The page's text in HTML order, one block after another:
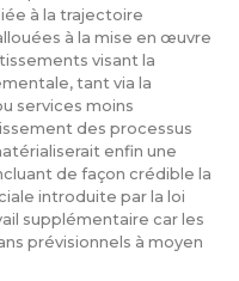
à la trajectoire
à la mise en œuvre
visant la
tant via la
services moins
des processus
enfin une
de façon crédible la
introduite par la loi
supplémentaire car les
prévisionnels à moyen